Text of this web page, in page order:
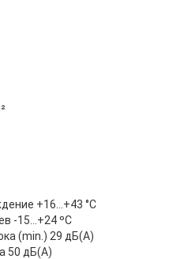
+16...+43 °С
-15...+24 ºС
(min.) 29 дБ(А)
50 дБ(А)